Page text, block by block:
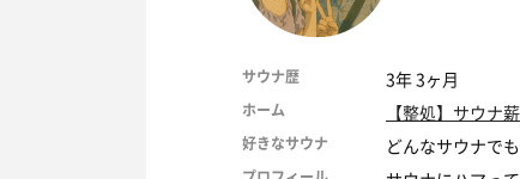
サウナ歴 3年 3ヶ月
ホーム 【整処】サウナ薪
好きなサウナ どんなサウナで